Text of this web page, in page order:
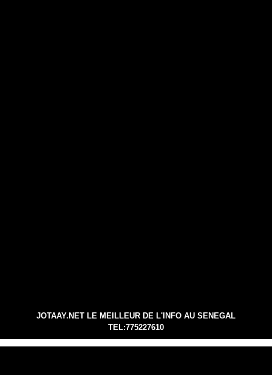
JOTAAY.NET LE MEILLEUR DE L'INFO AU SENEGAL
TEL:775227610